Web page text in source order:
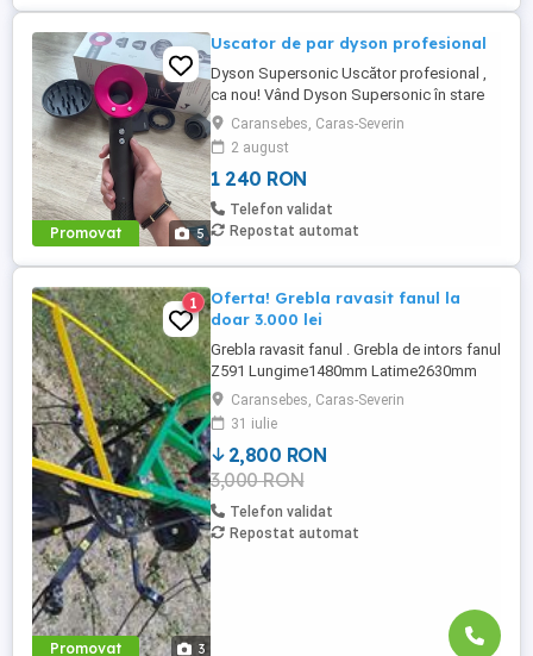
Promovat 5
Uscator de par dyson profesional
Dyson Supersonic Uscător profesional ,
ca nou! Vând Dyson Supersonic în stare
excelentă, folosit foarte puțin. Ideal pentru
cei care vor rezultate de salon acasă
Uscare rapidă, fără a deteriora părul
Tehnologie inteligentă de control al
temperaturii Motor puternic, dar foarte
silențios ...
Caransebes, Caras-Severin
2 august
1 240 RON
Telefon validat
Repostat automat
Promovat 3
1
Oferta! Grebla ravasit fanul la
doar 3.000 lei
Grebla ravasit fanul . Grebla de intors fanul
Z591 Lungime1480mm Latime2630mm
Inaltime1100mm Greutate170K gLatimea
de lucru -intors2,63m Turatia prizei de
putere540 rot min Numar rotatii ale
rotoarelor270 rot min Viteza ce lucru6-12
Km h Transport in toata tara Pentru detalii
si comenzi, apelati ...
Caransebes, Caras-Severin
31 iulie
2,800 RON
3,000 RON
Telefon validat
Repostat automat